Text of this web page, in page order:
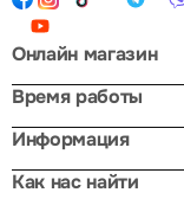
Онлайн магазин
Время работы
Информация
Как нас найти